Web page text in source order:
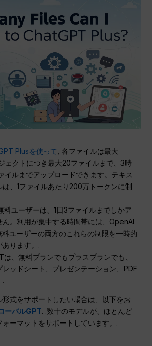
Plusを使って
, 各ファイルは最大
ェクトにつき最大20ファイルまで、3時
イルまでアップロードできます。テキス
は、1ファイルあたり200万トークンに制
料ユーザーは、1日3ファイルまでしかア
ん。利用が集中する時間帯には、OpenAI
ユーザーの両方のこれらの制限を一時的
ります。.
は、無料プランでもプラスプランでも、
レッドシート、プレゼンテーション、PDF
.
形式をサポートしたい場合は、以下をお
ーバルGPT. .数十のモデルが、ほとんど
ーマットをサポートしています。.